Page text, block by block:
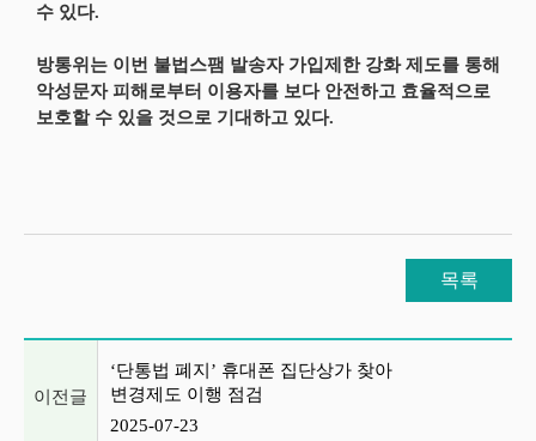
수 있다.
방통위는 이번 불법스팸 발송자 가입제한 강화 제도를 통해
악성문자 피해로부터 이용자를 보다 안전하고 효율적으로
보호할 수 있을 것으로 기대하고 있다.
목록
이전글
‘단통법 폐지’ 휴대폰 집단상가 찾아
변경제도 이행 점검
2025-07-23